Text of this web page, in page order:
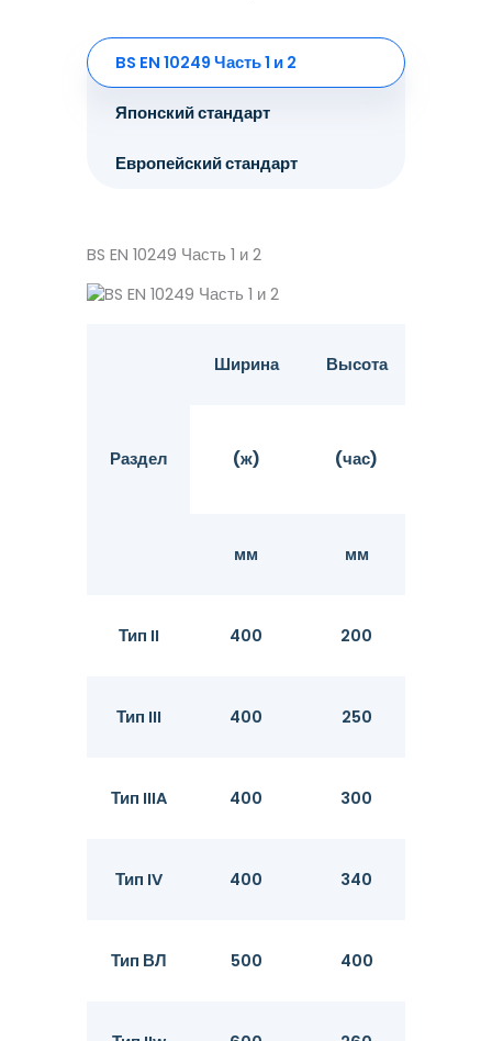
BS EN 10249 Часть 1 и 2
Японский стандарт
Европейский стандарт
BS EN 10249 Часть 1 и 2
Раздел
Ширина Высота
(ж) (час)
мм мм
Тип II 400 200
Тип III 400 250
Тип IIIA 400 300
Тип IV 400 340
Тип ВЛ 500 400